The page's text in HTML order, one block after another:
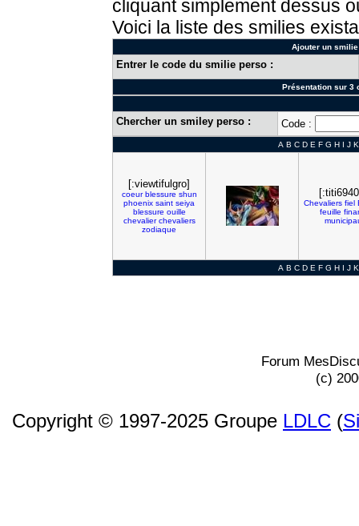
cliquant simplement dessus
Voici la liste des smilies
Ajouter un
Entrer le code du smilie perso :
Présentation sur 3
Chercher un smiley perso : Code :
A B C D E F G H I J K
[:viewtifulgro]
coeur blessure shun
phoenix saint seiya
blessure ouille
chevalier chevaliers
zodiaque
Chevaliers fiel
feuille
A B C D E F G H I J K
Forum
(c)
Copyright © 1997-2025 Groupe LDLC (